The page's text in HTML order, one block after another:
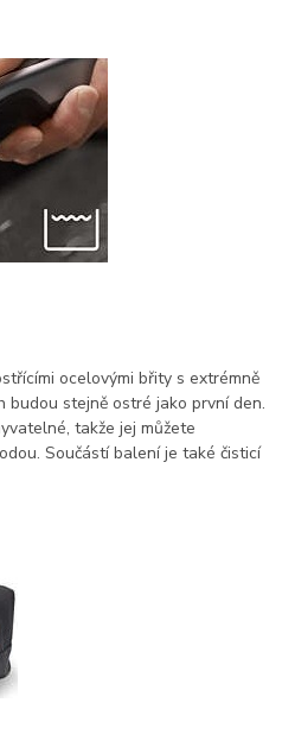
ocelovými břity s extrémně
stejně ostré jako první den.
takže jej můžete
Součástí balení je také čisticí